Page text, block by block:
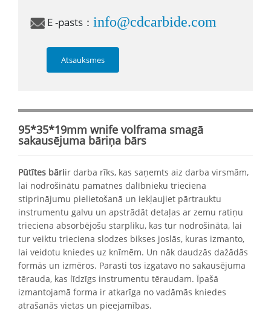
E -pasts： info@cdcarbide.com
Atsauksmes
95*35*19mm wnife volframa smagā
sakausējuma bāriņa bārs
Pūtītes bāriir darba rīks, kas saņemts aiz darba virsmām,
lai nodrošinātu pamatnes dalībnieku trieciena
stiprinājumu pielietošanā un iekļaujiet pārtrauktu
instrumentu galvu un apstrādāt detaļas ar zemu ratiņu
trieciena absorbējošu starpliku, kas tur nodrošināta, lai
tur veiktu trieciena slodzes bikses joslās, kuras izmanto,
lai veidotu kniedes uz knīmēm. Un nāk daudzās dažādās
formās un izmēros. Parasti tos izgatavo no sakausējuma
tērauda, ​​kas līdzīgs instrumentu tēraudam. Īpašā
izmantojamā forma ir atkarīga no vadāmās kniedes
atrašanās vietas un pieejamības.